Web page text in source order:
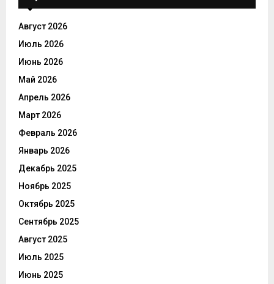
Август 2026
Июль 2026
Июнь 2026
Май 2026
Апрель 2026
Март 2026
Февраль 2026
Январь 2026
Декабрь 2025
Ноябрь 2025
Октябрь 2025
Сентябрь 2025
Август 2025
Июль 2025
Июнь 2025